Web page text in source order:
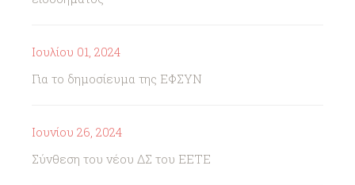
Ιουλίου 01, 2024
Για το δημοσίευμα της ΕΦΣΥΝ
Ιουνίου 26, 2024
Σύνθεση του νέου ΔΣ του ΕΕΤΕ